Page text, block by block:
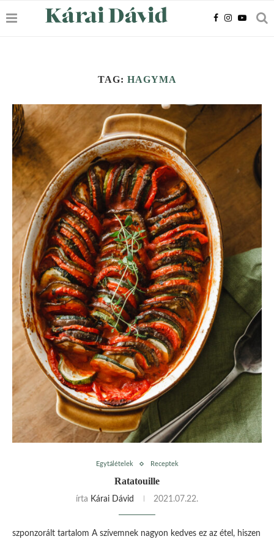
TAG: HAGYMA
Egytálételek Receptek
Ratatouille
írta Kárai Dávid 2021.07.22.
szponzorált tartalom A szívemnek nagyon kedves ez az étel, hiszen